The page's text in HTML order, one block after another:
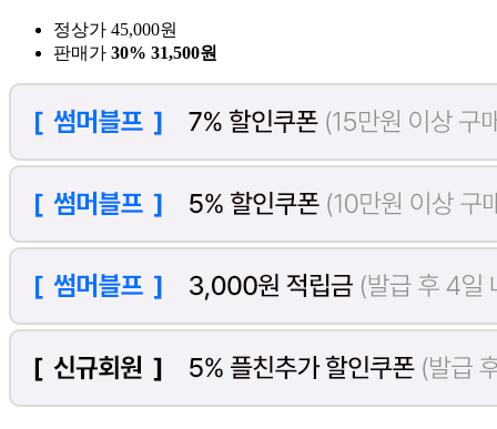
정상가 45,000원
판매가 30% 31,500원